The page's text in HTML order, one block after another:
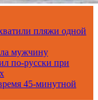
пляжи одной
мужчину
по-русски при
45-минутной